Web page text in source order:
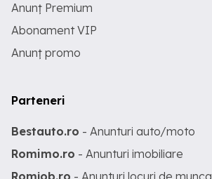
Anunț Premium
Abonament VIP
Anunț promo
Parteneri
Bestauto.ro - Anunturi auto/moto
Romimo.ro - Anunturi imobiliare